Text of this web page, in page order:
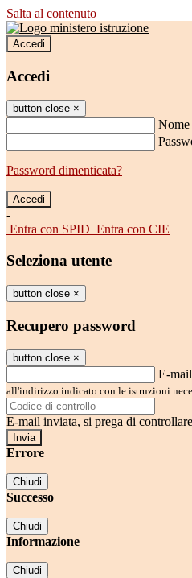
Salta al contenuto
Accedi
Accedi
button close ×
Nome
Password dimenticata?
-
Entra con SPID Entra con CIE
Seleziona utente
button close ×
Recupero password
button close ×
E-mail
all'indirizzo indicato con le istruzioni
E-mail inviata, si prega di
Errore
Chiudi
Successo
Chiudi
Informazione
Chiudi